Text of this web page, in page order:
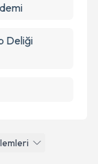
Deliği